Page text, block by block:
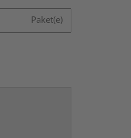
Paket(e)